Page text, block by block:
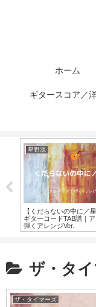
ホーム
ギタースコア／
星野源
【くだらないの中に／
ギターコードTAB譜｜
弾くアレンジVer.
ザ・タ
ザ・タイマーズ